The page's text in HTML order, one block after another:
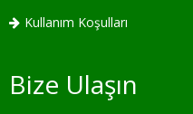
Kullanım Koşulları
Bize Ulaşın